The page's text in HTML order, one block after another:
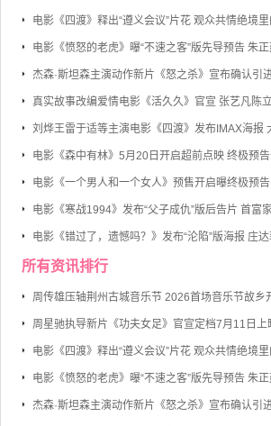
电影《四渡》释出“遵义会议”片花 观众共情绝境
电影《愤怒的老虎》曝“不速之客”版先导预告 朱
电影《寒战1994》发布“父子成仇”版后告片 首富
所有资讯排行
周传雄压轴荆州古城音乐节 2026首场音乐节故乡
电影《四渡》释出“遵义会议”片花 观众共情绝境
电影《愤怒的老虎》曝“不速之客”版先导预告 朱